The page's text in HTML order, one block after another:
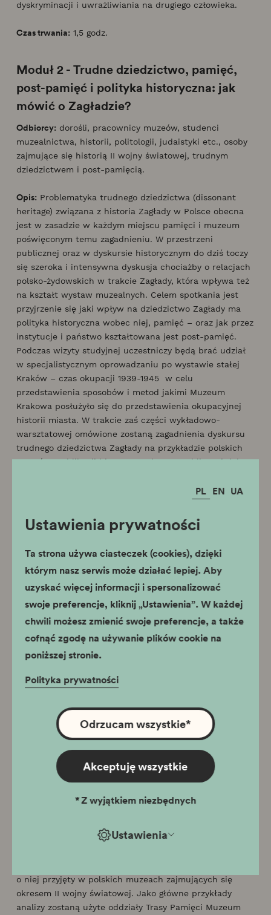
PL EN UA
Ustawienia prywatności
Ta strona używa ciasteczek (cookies), dzięki
którym nasz serwis może działać lepiej. Aby
uzyskać więcej informacji i spersonalizować
swoje preferencje, kliknij „Ustawienia”. W każdej
chwili możesz zmienić swoje preferencje, a także
cofnąć zgodę na używanie plików cookie na
poniższej stronie.
Polityka prywatności
Ustawienia
Odrzucam wszystkie*
Akceptuję wszystkie
*Z wyjątkiem niezbędnych
dyskryminacji i uwrażliwiania na drugiego człowieka.
Czas trwania: 1,5 godz.
Moduł 2 - Trudne dziedzictwo, pamięć,
post-pamięć i polityka historyczna: jak
mówić o Zagładzie?
Odbiorcy: dorośli, pracownicy muzeów, studenci
muzealnictwa, historii, politologii, judaistyki etc., osoby
zajmujące się historią II wojny światowej, trudnym
dziedzictwem i post-pamięcią.
Opis: Problematyka trudnego dziedzictwa (dissonant
heritage) związana z historia Zagłady w Polsce obecna
jest w zasadzie w każdym miejscu pamięci i muzeum
poświęconym temu zagadnieniu. W przestrzeni
publicznej oraz w dyskursie historycznym do dziś toczy
się szeroka i intensywna dyskusja chociażby o relacjach
polsko-żydowskich w trakcie Zagłady, która wpływa też
na kształt wystaw muzealnych. Celem spotkania jest
przyjrzenie się jaki wpływ na dziedzictwo Zagłady ma
polityka historyczna wobec niej, pamięć – oraz jak przez
instytucje i państwo kształtowana jest post-pamięć.
Podczas wizyty studyjnej uczestniczy będą brać udział
w specjalistycznym oprowadzaniu po wystawie stałej
Kraków – czas okupacji 1939-1945 w celu
przedstawienia sposobów i metod jakimi Muzeum
Krakowa posłużyło się do przedstawienia okupacyjnej
historii miasta. W trakcie zaś części wykładowo-
warsztatowej omówione zostaną zagadnienia dyskursu
trudnego dziedzictwa Zagłady na przykładzie polskich
muzeów, publikacji historycznych oraz publicznej debaty
przerwy).
historyczna, pamięć, Zagłada, miejsca pamięci, relacje
polsko-żydowskie w okresie II wojny światowej,
współczesny antysemityzm, nacjonalizm, ksenofobia,
dark tourism, turystyfikacja, overtourism.
Moduł obejmuje:
1. Oprowadzanie specjalistyczne po wystawie Kraków
czas okupacji 1939-1945.
skonstruowana jest wystawa stała Kraków – czas
traumatycznych wydarzeniach związanych z niemiecką
okupacją miasta. Poza informacjami stricte
historycznymi wystawa stała w oddziale Fabryka
Schindlera zostanie pokazana jako sztandarowy
przykład wystawy narracyjnej z zastosowaniem szerokiej
metodologii antropologii historycznej (m. in.
mikrohistorie, oral history).
o niej przyjęty w polskich muzeach zajmujących się
okresem II wojny światowej. Jako główne przykłady
analizy zostaną użyte oddziały Trasy Pamięci Muzeum